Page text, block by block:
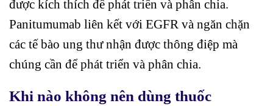
được kích thích để phát triển và phân chia.
Panitumumab liên kết với EGFR và ngăn chặn
các tế bào ung thư nhận được thông điệp mà
chúng cần để phát triển và phân chia.
Khi nào không nên dùng thuốc